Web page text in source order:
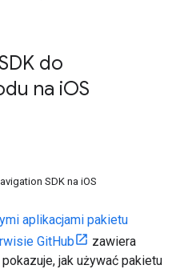
do
na iOS
SDK na iOS
aplikacjami pakietu
GitHub
zawiera
jak używać pakietu